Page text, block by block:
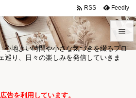
心地よい時間や小さな気づきを綴るブロ
巡り、日々の楽しみを発信していきま


メニュ
 RSS Feedly
告を利用しています。